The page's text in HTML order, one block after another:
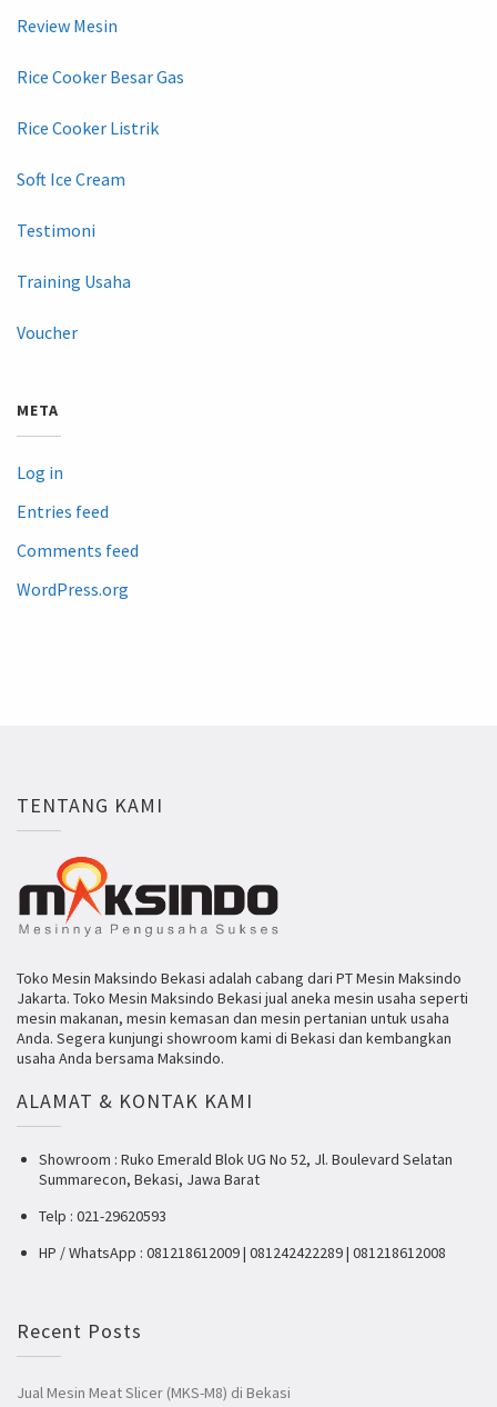
Review Mesin
Rice Cooker Besar Gas
Rice Cooker Listrik
Soft Ice Cream
Testimoni
Training Usaha
Voucher
META
Log in
Entries feed
Comments feed
WordPress.org
TENTANG KAMI
Toko Mesin Maksindo Bekasi adalah cabang dari PT Mesin Maksindo
Jakarta. Toko Mesin Maksindo Bekasi jual aneka mesin usaha seperti
mesin makanan, mesin kemasan dan mesin pertanian untuk usaha
Anda. Segera kunjungi showroom kami di Bekasi dan kembangkan
usaha Anda bersama Maksindo.
ALAMAT & KONTAK KAMI
Showroom : Ruko Emerald Blok UG No 52, Jl. Boulevard Selatan
Summarecon, Bekasi, Jawa Barat
Telp : 021-29620593
HP / WhatsApp : 081218612009 | 081242422289 | 081218612008
Recent Posts
Jual Mesin Meat Slicer (MKS-M8) di Bekasi